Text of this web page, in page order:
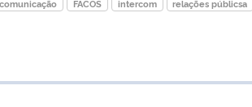
comunicação FACOS intercom relações públicsa